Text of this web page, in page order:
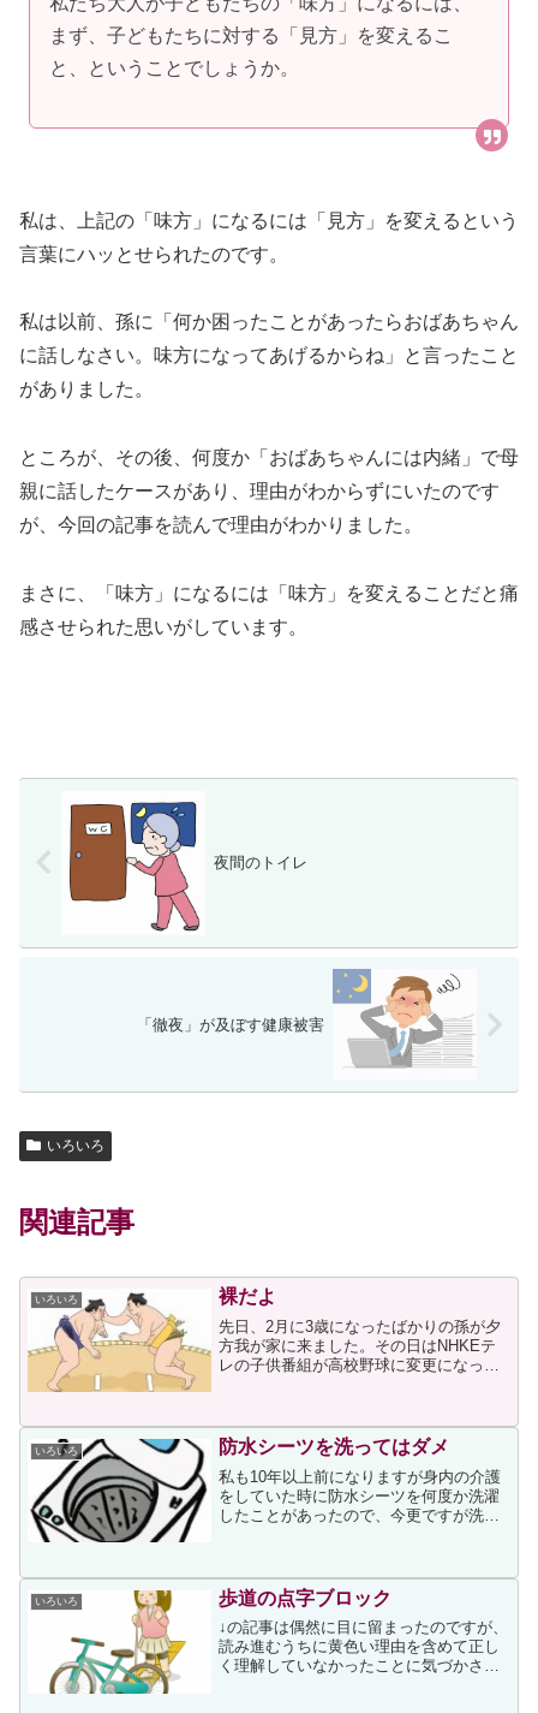
まず、子どもたちに対する「見方」を変えるこ
と、ということでしょうか。
私は、上記の「味方」になるには「見方」を変えるという
言葉にハッとせられたのです。
私は以前、孫に「何か困ったことがあったらおばあちゃん
に話しなさい。味方になってあげるからね」と言ったこと
がありました。
ところが、その後、何度か「おばあちゃんには内緒」で母
親に話したケースがあり、理由がわからずにいたのです
が、今回の記事を読んで理由がわかりました。
まさに、「味方」になるには「味方」を変えることだと痛
感させられた思いがしています。
夜間のトイレ
「徹夜」が及ぼす健康被害
いろいろ
関連記事
いろいろ 裸だよ
先日、2月に3歳になったばかりの孫が夕
方我が家に来ました。その日はNHKEテ
レの子供番組が高校野球に変更になって
画面を見た孫は真剣な顏をして見入り、
「裸だよ」と言いま...
いろいろ 防水シーツを洗ってはダメ
私も10年以上前になりますが身内の介護
をしていた時に防水シーツを何度か洗濯
したことがあったので、今更ですが洗濯
ました。防水性衣類や水抜...
いろいろ 歩道の点字ブロック
↓の記事は偶然に目に留まったのですが、
読み進むうちに黄色い理由を含めて正し
く理解していなかったことに気づかされ